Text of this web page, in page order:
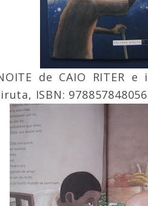
de CAIO RITER
ISBN: